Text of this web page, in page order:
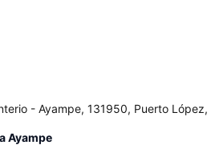
- Ayampe, 131950, Puerto López,
Ayampe